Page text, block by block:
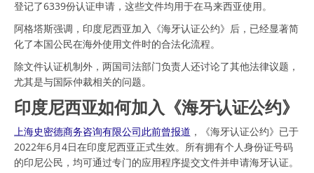
登记了6339份认证申请，这些文件均用于在马来西亚使用。
阿格塔斯强调，印度尼西亚加入《海牙认证公约》后，已经显著简
化了本国公民在海外使用文件时的合法化流程。
除文件认证机制外，两国司法部门负责人还讨论了其他法律议题，
尤其是与国际仲裁相关的问题。
印度尼西亚如何加入《海牙认证公约》
上海史密德商务咨询有限公司此前曾报道 ，《海牙认证公约》已于
2022年6月4日在印度尼西亚正式生效。所有拥有个人身份证号码
的印尼公民，均可通过专门的应用程序提交文件并申请海牙认证。